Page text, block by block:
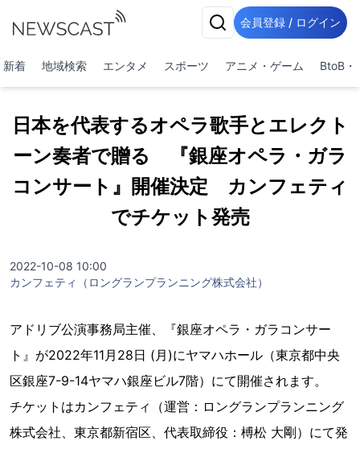
会員登録 / ログイン
新着 地域検索 エンタメ スポーツ アニメ・ゲーム BtoB・
日本を代表するオペラ歌手とエレクト
ーン奏者で贈る 『銀座オペラ・ガラ
コンサート』開催決定 カンフェティ
でチケット発売
2022-10-08 10:00
カンフェティ（ロングランプランニング株式会社）
アドリブ公演事務局主催、『銀座オペラ・ガラコンサー
ト』が2022年11月28日 (月)にヤマハホール（東京都中央
区銀座7-9-14ヤマハ銀座ビル7階）にて開催されます。
チケットはカンフェティ（運営：ロングランプランニング
株式会社、東京都新宿区、代表取締役：榑松 大剛）にて発